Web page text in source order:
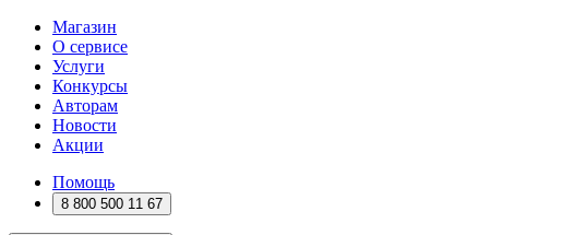
Магазин
О сервисе
Услуги
Конкурсы
Авторам
Новости
Акции
Помощь
8 800 500 11 67